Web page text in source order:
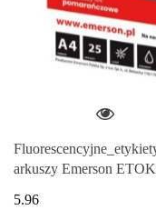
arkuszy Emerson
5.96